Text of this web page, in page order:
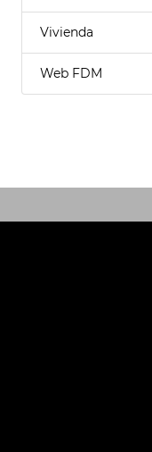
Vivienda
Web FDM